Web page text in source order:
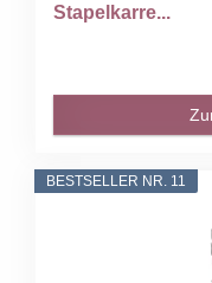
Stapelkarre...
BESTSELLER NR. 11